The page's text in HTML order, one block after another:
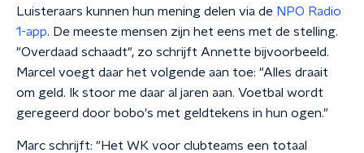
Luisteraars kunnen hun mening delen via de NPO Radio
1-app. De meeste mensen zijn het eens met de stelling.
"Overdaad schaadt", zo schrijft Annette bijvoorbeeld.
Marcel voegt daar het volgende aan toe: "Alles draait
om geld. Ik stoor me daar al jaren aan. Voetbal wordt
geregeerd door bobo's met geldtekens in hun ogen."
Marc schrijft: "Het WK voor clubteams een totaal